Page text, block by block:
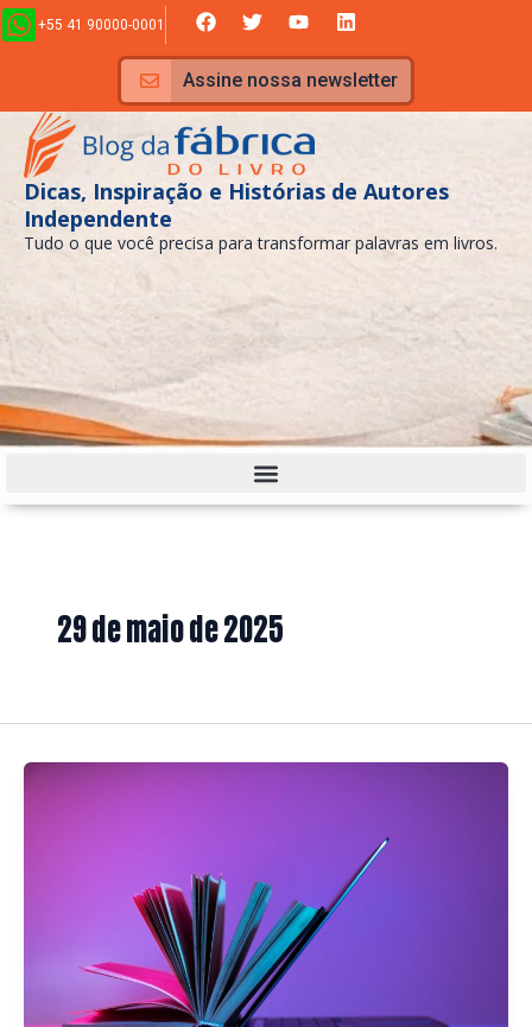
Ir
para
conteúdo
+55 41 90000-0001 F
a
c
e
b
o
o
k
T
w
i
t
t
e
r
Y
o
u
t
u
b
e
L
i
n
k
e
d
Assine nossa newsletter
Dicas, Inspiração e Histórias de Autores
Independente
Tudo o que você precisa para transformar palavras em livros.
29 de maio de 2025